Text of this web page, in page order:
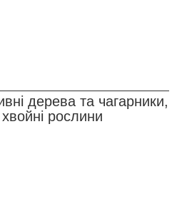
дерева та чагарники, а
рослини